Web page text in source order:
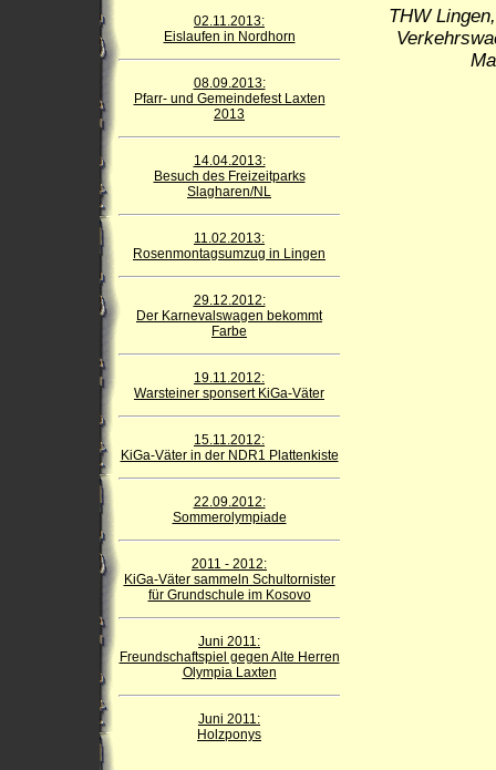
02.11.2013:
Eislaufen in Nordhorn
08.09.2013:
Pfarr- und Gemeindefest Laxten
2013
14.04.2013:
Besuch des Freizeitparks
Slagharen/NL
11.02.2013:
Rosenmontagsumzug in Lingen
29.12.2012:
Der Karnevalswagen bekommt
Farbe
19.11.2012:
Warsteiner sponsert KiGa-Väter
15.11.2012:
KiGa-Väter in der NDR1 Plattenkiste
22.09.2012:
Sommerolympiade
2011 - 2012:
KiGa-Väter sammeln Schultornister
für Grundschule im Kosovo
Juni 2011:
Freundschaftspiel gegen Alte Herren
Olympia Laxten
Juni 2011:
Holzponys
THW